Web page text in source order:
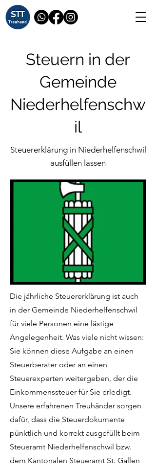
Steuern in der
Gemeinde
Niederhelfenschw
il
Steuererklärung in Niederhelfenschwil
ausfüllen lassen
Die jährliche Steuererklärung ist auch
in der Gemeinde Niederhelfenschwil
für viele Personen eine lästige
Angelegenheit. Was viele nicht wissen:
Sie können diese Aufgabe an einen
Steuerberater oder an einen
Steuerexperten weitergeben, der die
Einkommenssteuer für Sie erledigt.
Unsere erfahrenen Treuhänder sorgen
dafür, dass die Steuerdokumente
pünktlich und korrekt ausgefüllt beim
Steueramt Niederhelfenschwil bzw.
dem Kantonalen Steueramt St. Gallen